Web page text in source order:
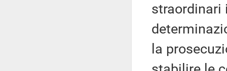
straordinari
la